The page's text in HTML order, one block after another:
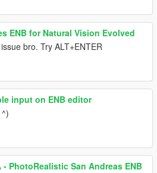
ENB for Natural Vision Evolved
bro. Try ALT+ENTER
input on ENB editor
- PhotoRealistic San Andreas ENB